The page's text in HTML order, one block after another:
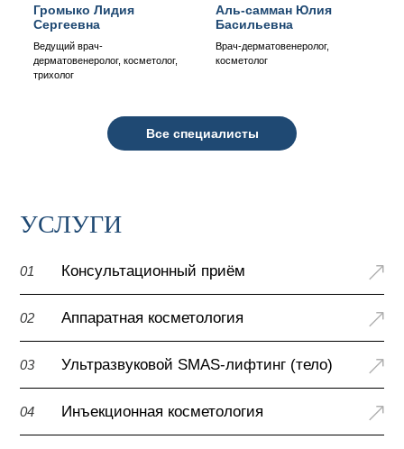
Громыко Лидия
Сергеевна
Ведущий врач-
дерматовенеролог, косметолог,
трихолог
Аль-самман Юлия
Басильевна
Врач-дерматовенеролог,
косметолог
Все специалисты
УСЛУГИ
01 Консультационный приём
02 Аппаратная косметология
03 Ультразвуковой SMAS-лифтинг (тело)
04 Инъекционная косметология